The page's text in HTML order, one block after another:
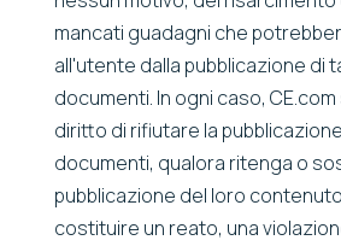
mancati guadagni che
all'utente dalla pubblicazione di
documenti. In ogni caso, CE.com
diritto di rifiutare la
documenti, qualora ritenga o
pubblicazione del loro
costituire un reato, una